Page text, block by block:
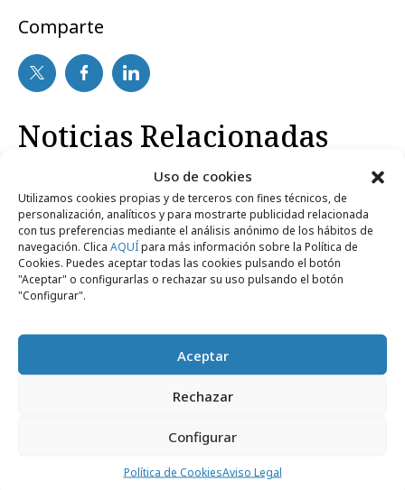
Uso de cookies
Utilizamos cookies propias y de terceros con fines técnicos, de
personalización, analíticos y para mostrarte publicidad relacionada
con tus preferencias mediante el análisis anónimo de los hábitos de
navegación. Clica AQUÍpara más información sobre la Política de
Cookies. Puedes aceptar todas las cookies pulsando el botón
"Aceptar" o configurarlas o rechazar su uso pulsando el botón
"Configurar".
Aceptar
Rechazar
Configurar
Política de CookiesAviso Legal
Comparte
Noticias Relacionadas
Empresas y Negocios